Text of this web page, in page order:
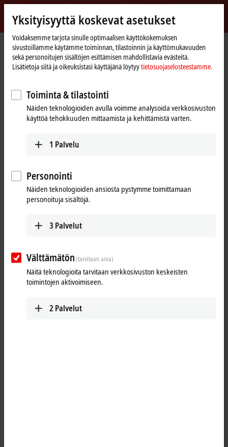
Beckhoff
-
New
Automation
Technology
myBeckhoff
KotisivuProducts Automation
TwinSAFE
Product finder TwinSAFE hardware
Product finder TwinSAFE hardware
The product finder only works on devices with a larger display.
Tabular product overview
Use the tabular product finder on your mobile device to access our
content.
Tabular product overview
Yksityisyyttä koskevat asetukset
Voidaksemme tarjota sinulle optimaalisen käyttökokemuksen
sivustoillamme käytämme toiminnan, tilastoinnin ja käyttömukavuuden
sekä personoitujen sisältöjen esittämisen mahdollistavia evästeitä.
Lisätietoja siitä ja oikeuksistasi käyttäjänä löytyytietosuojaselosteestamme.
Toiminta & tilastointi
Näiden teknologioiden avulla voimme analysoida verkkosivuston
käyttöä tehokkuuden mittaamista ja kehittämistä varten.
1 Palvelu
Personointi
Näiden teknologioiden ansiosta pystymme toimittamaan
personoituja sisältöjä.
3 Palvelut
Välttämätön(tarvitaan aina)
Näitä teknologioita tarvitaan verkkosivuston keskeisten
toimintojen aktivoimiseen.
2 Palvelut